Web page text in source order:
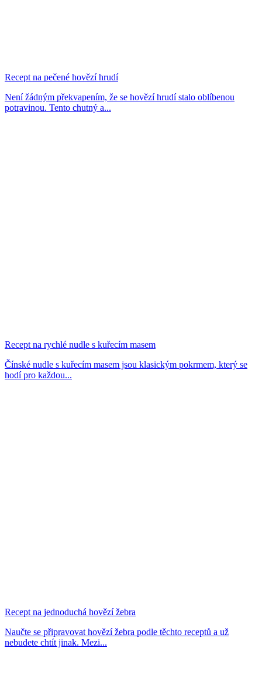
Recept na pečené hovězí hrudí
Není žádným překvapením, že se hovězí hrudí stalo oblíbenou
potravinou. Tento chutný a...
Recept na rychlé nudle s kuřecím masem
Čínské nudle s kuřecím masem jsou klasickým pokrmem, který se
hodí pro každou...
Recept na jednoduchá hovězí žebra
Naučte se připravovat hovězí žebra podle těchto receptů a už
nebudete chtít jinak. Mezi...